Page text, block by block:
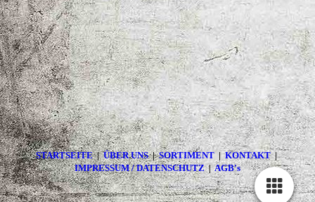
STARTSEITE|ÜBER UNS|SORTIMENT |KONTAKT|
IMPRESSUM / DATENSCHUTZ|AGB's